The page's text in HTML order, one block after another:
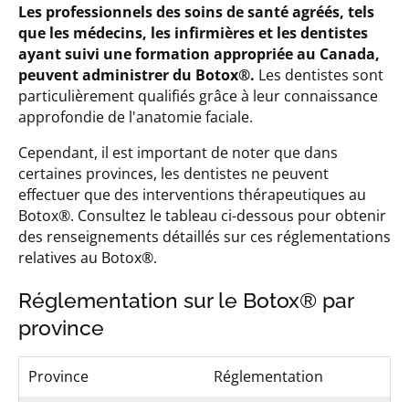
Les professionnels des soins de santé agréés, tels
que les médecins, les infirmières et les dentistes
ayant suivi une formation appropriée au Canada,
peuvent administrer du Botox®. Les dentistes sont
particulièrement qualifiés grâce à leur connaissance
approfondie de l'anatomie faciale.
Cependant, il est important de noter que dans
certaines provinces, les dentistes ne peuvent
effectuer que des interventions thérapeutiques au
Botox®. Consultez le tableau ci-dessous pour obtenir
des renseignements détaillés sur ces réglementations
relatives au Botox®.
Réglementation sur le Botox® par
province
Province Réglementation